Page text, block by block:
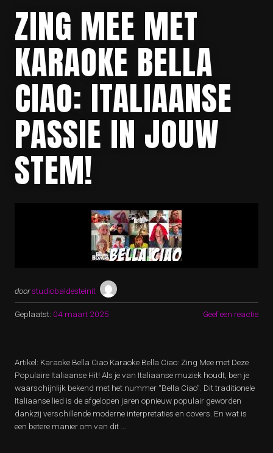
ZING MEE MET
KARAOKE BELLA
CIAO: ITALIAANSE
PASSIE IN JOUW
STEM!
doorstudiobaldesteinit
Geplaatst: 04 maart 2025 Geef een reactie
Artikel: Karaoke Bella Ciao Karaoke Bella Ciao: Zing Mee met Deze
Populaire Italiaanse Hit! Als je van Italiaanse muziek houdt, ben je
waarschijnlijk bekend met het nummer “Bella Ciao”. Dit traditionele
Italiaanse lied is de afgelopen jaren opnieuw populair geworden
dankzij verschillende moderne interpretaties en covers. En wat is
een betere manier om van dit …